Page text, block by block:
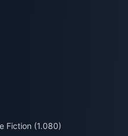
Fiction (1.080)